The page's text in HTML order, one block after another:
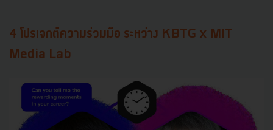
4 โปรเจกต์ความร่วมมือ ระหว่าง KBTG x MIT
Media Lab